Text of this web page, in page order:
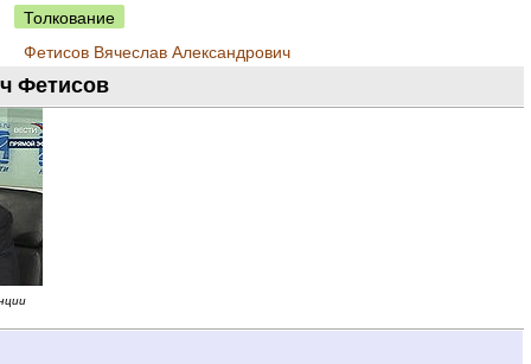
Толкование
Фетисов Вячеслав Александрович
Фетисов